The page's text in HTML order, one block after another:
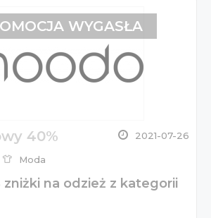
40% 2021-07-26
Moda
zniżki na odzież z kategorii
WYGASŁA